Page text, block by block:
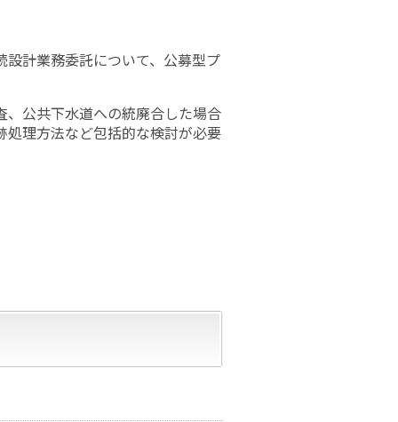
計業務委託について、公募型プ
公共下水道への統廃合した場合
理方法など包括的な検討が必要